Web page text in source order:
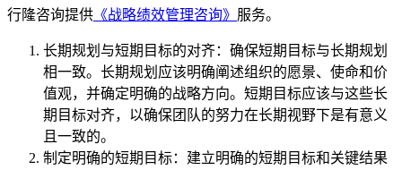
行隆咨询提供 《战略绩效管理咨询》 服务。
长期规划与短期目标的对齐：确保短期目标与长期规划
相一致。长期规划应该明确阐述组织的愿景、使命和价
值观，并确定明确的战略方向。短期目标应该与这些长
期目标对齐，以确保团队的努力在长期视野下是有意义
且一致的。
制定明确的短期目标：建立明确的短期目标和关键结果